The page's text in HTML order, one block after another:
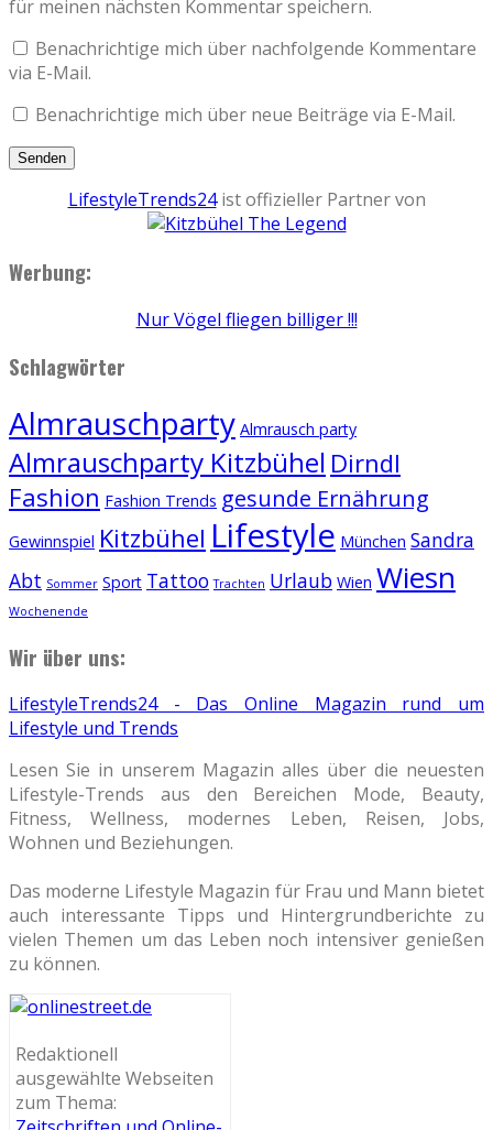
für meinen nächsten Kommentar speichern.
Benachrichtige mich über nachfolgende Kommentare
via E-Mail.
Benachrichtige mich über neue Beiträge via E-Mail.
LifestyleTrends24ist offizieller Partner von
Werbung:
Nur Vögel fliegen billiger !!!
Schlagwörter
Almrauschparty Almrausch party
Almrauschparty Kitzbühel Dirndl
Fashion Fashion Trends gesunde Ernährung
Gewinnspiel Kitzbühel Lifestyle München Sandra
Abt Sommer Sport Tattoo Trachten Urlaub Wien Wiesn
Wochenende
Wir über uns:
LifestyleTrends24 - Das Online Magazin rund um
Lifestyle und Trends
Lesen Sie in unserem Magazin alles über die neuesten
Lifestyle-Trends aus den Bereichen Mode, Beauty,
Fitness, Wellness, modernes Leben, Reisen, Jobs,
Wohnen und Beziehungen.
Das moderne Lifestyle Magazin für Frau und Mann bietet
auch interessante Tipps und Hintergrundberichte zu
vielen Themen um das Leben noch intensiver genießen
zu können.
Redaktionell
ausgewählte Webseiten
zum Thema: